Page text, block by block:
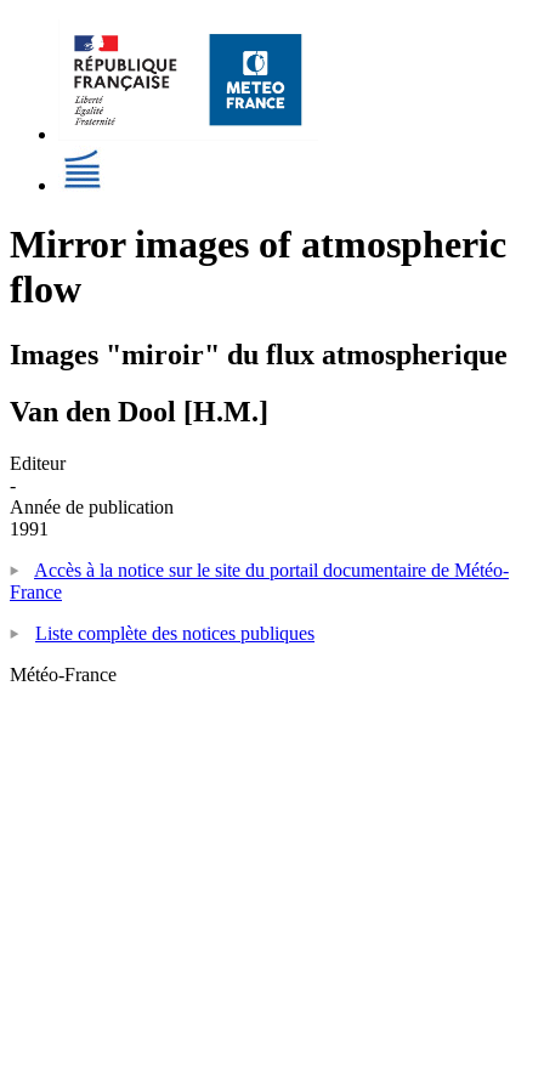
Mirror images of atmospheric
flow
Images "miroir" du flux atmospherique
Van den Dool [H.M.]
Editeur
-
Année de publication
1991
Accès à la notice sur le site du portail documentaire de Météo-
France
Liste complète des notices publiques
Météo-France